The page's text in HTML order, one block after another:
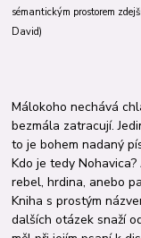
sémantickým prostorem
David)
Málokoho nechává
bezmála zatracují.
to je bohem nadaný
Kdo je tedy
rebel, hrdina, anebo
Kniha s prostým
dalších otázek snaží